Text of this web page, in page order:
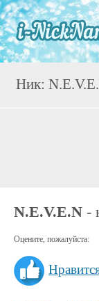
Ник:
N.E.V.E.N -
Оцените, пожалуйста: